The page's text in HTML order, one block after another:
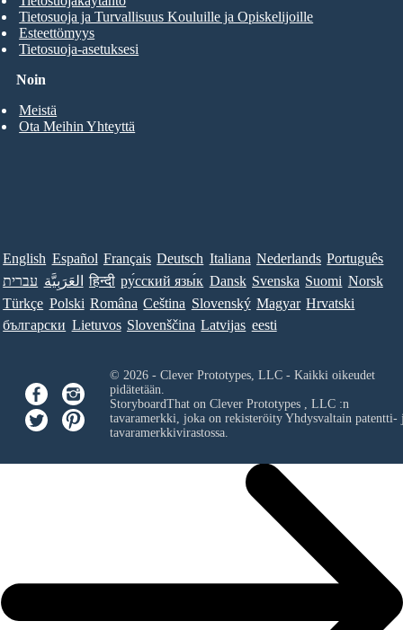
Noin
Meistä
Ota Meihin Yhteyttä
Tietosuoja ja Turvallisuus Kouluille ja Opiskelijoille
Esteettömyys
Tietosuoja-asetuksesi
English Español Français Deutsch Italiana Nederlands Português
עברית العَرَبِيَّة हिन्दी ру́сский язы́к Dansk Svenska Suomi Norsk
Türkçe Polski Româna Ceština Slovenský Magyar Hrvatski
български Lietuvos Slovenščina Latvijas eesti
© 2026 - Clever Prototypes, LLC - Kaikki oikeudet
pidätetään.
StoryboardThat on Clever Prototypes , LLC:n
tavaramerkki, joka on rekisteröity Yhdysvaltain patentti-
tavaramerkkivirastossa.